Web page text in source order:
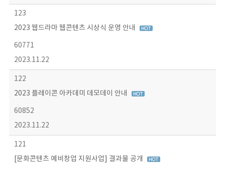
123
2023 웹드라마 웹콘텐츠 시상식 운영 안내
60771
2023.11.22
122
2023 플레이콘 아카데미 데모데이 안내
60852
2023.11.22
121
[문화콘텐츠 예비창업 지원사업] 결과물 공개